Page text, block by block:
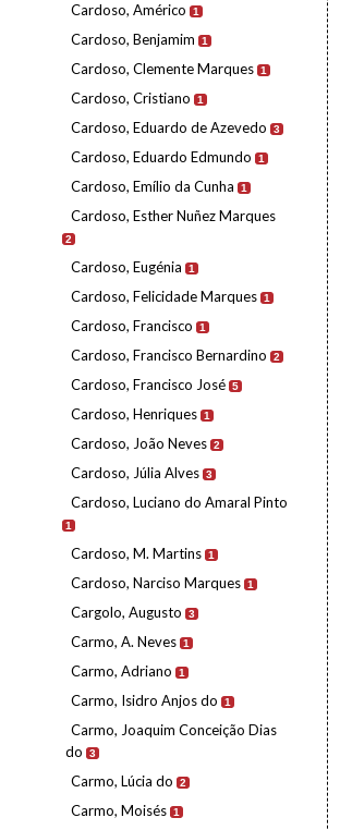
Cardoso, Américo 1
Cardoso, Benjamim 1
Cardoso, Clemente Marques 1
Cardoso, Cristiano 1
Cardoso, Eduardo de Azevedo 3
Cardoso, Eduardo Edmundo 1
Cardoso, Emílio da Cunha 1
Cardoso, Esther Nuñez Marques
2
Cardoso, Eugénia 1
Cardoso, Felicidade Marques 1
Cardoso, Francisco 1
Cardoso, Francisco Bernardino 2
Cardoso, Francisco José 5
Cardoso, Henriques 1
Cardoso, João Neves 2
Cardoso, Júlia Alves 3
Cardoso, Luciano do Amaral Pinto
1
Cardoso, M. Martins 1
Cardoso, Narciso Marques 1
Cargolo, Augusto 3
Carmo, A. Neves 1
Carmo, Adriano 1
Carmo, Isidro Anjos do 1
Carmo, Joaquim Conceição Dias
do
3
Carmo, Lúcia do 2
Carmo, Moisés 1